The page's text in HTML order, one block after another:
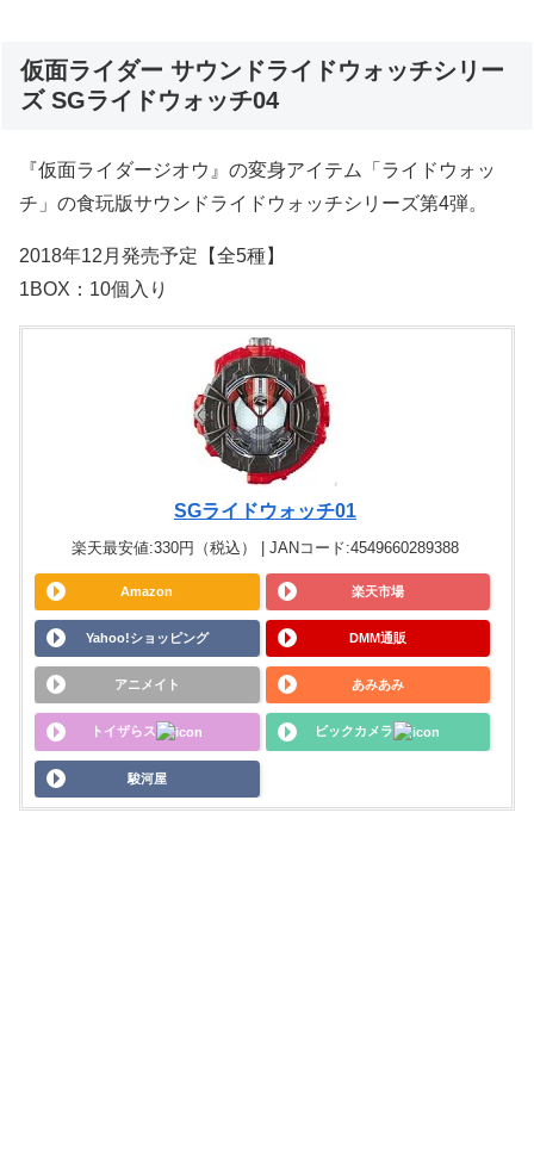
仮面ライダー サウンドライドウォッチシリー
ズ SGライドウォッチ04
『仮面ライダージオウ』の変身アイテム「ライドウォッ
チ」の食玩版サウンドライドウォッチシリーズ第4弾。
2018年12月発売予定【全5種】
1BOX：10個入り
SGライドウォッチ01
楽天最安値:330円（税込） | JANコード:4549660289388
Amazon 楽天市場
Yahoo!ショッピング DMM通販
アニメイト あみあみ
トイザらス ビックカメラ
駿河屋